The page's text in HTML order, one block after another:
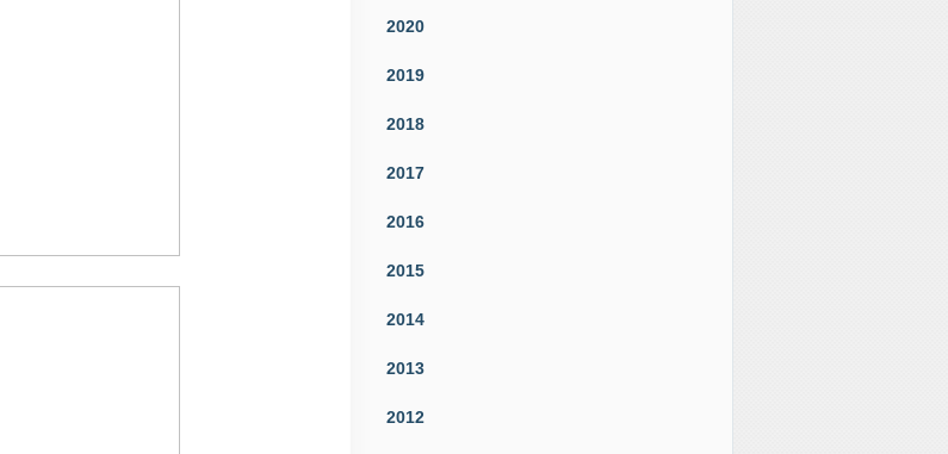
2020
2019
2018
2017
2016
2015
2014
2013
2012